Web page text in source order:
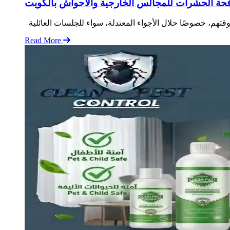
الحشرات للمجالس الخارجية والأحواش بالكويت
Read More